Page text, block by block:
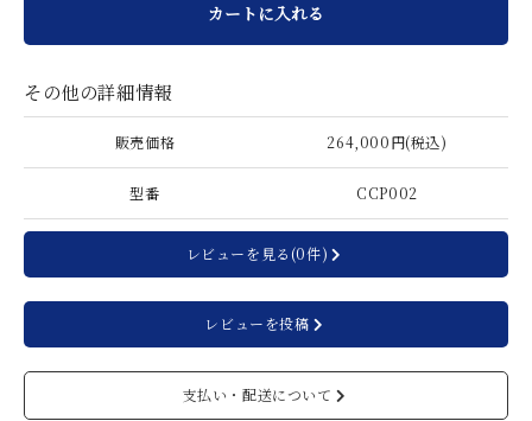
カートに入れる
その他の詳細情報
販売価格 264,000円(税込)
型番 CCP002
レビューを見る(0件)
レビューを投稿
支払い・配送について